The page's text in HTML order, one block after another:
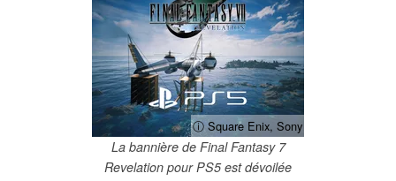
ⓘ Square Enix, Sony
La bannière de Final Fantasy 7
Revelation pour PS5 est dévoilée